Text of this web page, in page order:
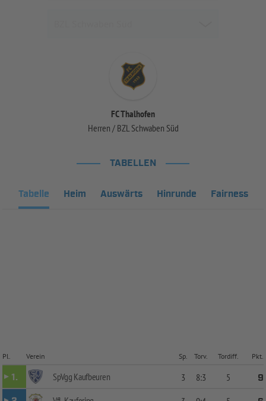
FC Thalhofen
Herren / BZL Schwaben Süd
TABELLEN
Tabelle Heim Auswärts Hinrunde Fairness
Pl. Verein Sp. Torv. Tordiff. Pkt.
1. SpVgg Kaufbeuren 3 8:3 5
9